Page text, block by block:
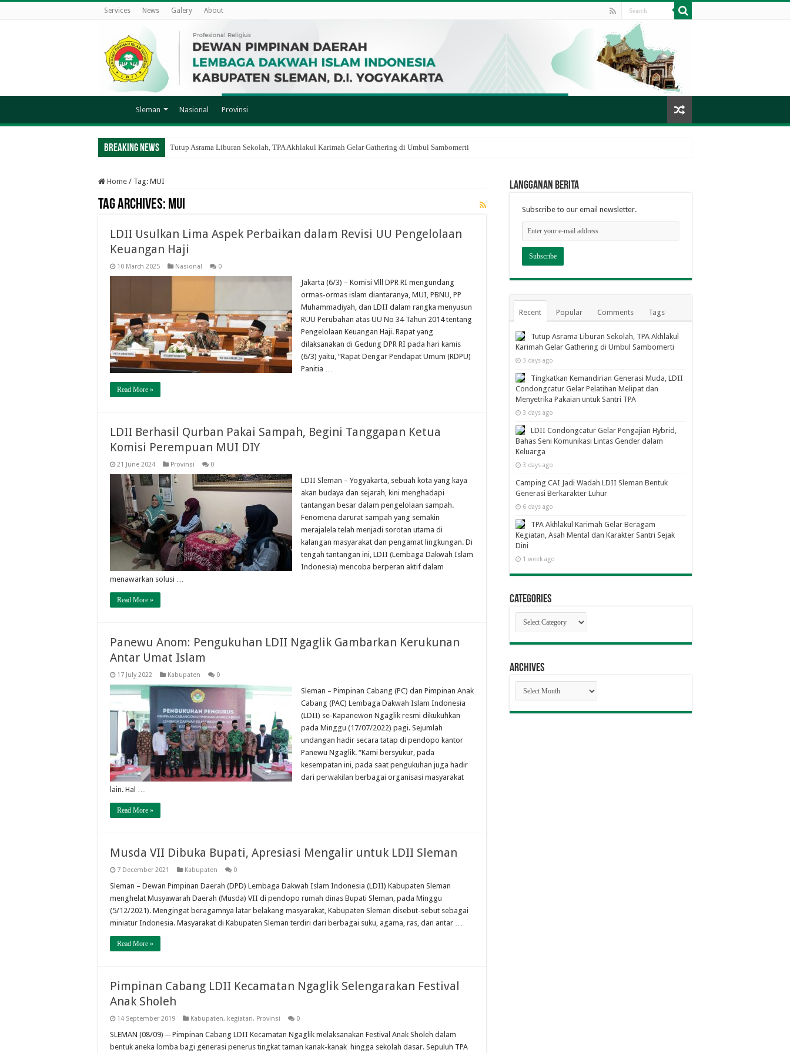
Services News Galery About
Sleman Nasional Provinsi
Breaking News Tutup Asrama Liburan Sekolah, TPA Akhlakul Karimah Gelar Gathering di Umbul Sambomerti
Home / Tag: MUI
Tag Archives: MUI
LDII Usulkan Lima Aspek Perbaikan dalam Revisi UU Pengelolaan
Keuangan Haji
10 March 2025 Nasional 0
Jakarta (6/3) – Komisi Vlll DPR RI mengundang
ormas-ormas islam diantaranya, MUI, PBNU, PP
Muhammadiyah, dan LDII dalam rangka menyusun
RUU Perubahan atas UU No 34 Tahun 2014 tentang
Pengelolaan Keuangan Haji. Rapat yang
dilaksanakan di Gedung DPR RI pada hari kamis
(6/3) yaitu, “Rapat Dengar Pendapat Umum (RDPU)
Panitia …
Read More »
LDII Berhasil Qurban Pakai Sampah, Begini Tanggapan Ketua
Komisi Perempuan MUI DIY
21 June 2024 Provinsi 0
LDII Sleman – Yogyakarta, sebuah kota yang kaya
akan budaya dan sejarah, kini menghadapi
tantangan besar dalam pengelolaan sampah.
Fenomena darurat sampah yang semakin
merajalela telah menjadi sorotan utama di
kalangan masyarakat dan pengamat lingkungan. Di
tengah tantangan ini, LDII (Lembaga Dakwah Islam
Indonesia) mencoba berperan aktif dalam
menawarkan solusi …
Read More »
Panewu Anom: Pengukuhan LDII Ngaglik Gambarkan Kerukunan
Antar Umat Islam
17 July 2022 Kabupaten 0
Sleman – Pimpinan Cabang (PC) dan Pimpinan Anak
Cabang (PAC) Lembaga Dakwah Islam Indonesia
(LDII) se-Kapanewon Ngaglik resmi dikukuhkan
pada Minggu (17/07/2022) pagi. Sejumlah
undangan hadir secara tatap di pendopo kantor
Panewu Ngaglik. “Kami bersyukur, pada
kesempatan ini, pada saat pengukuhan juga hadir
dari perwakilan berbagai organisasi masyarakat
lain. Hal …
Read More »
Musda VII Dibuka Bupati, Apresiasi Mengalir untuk LDII Sleman
7 December 2021 Kabupaten 0
Sleman – Dewan Pimpinan Daerah (DPD) Lembaga Dakwah Islam Indonesia (LDII) Kabupaten Sleman
menghelat Musyawarah Daerah (Musda) VII di pendopo rumah dinas Bupati Sleman, pada Minggu
(5/12/2021). Mengingat beragamnya latar belakang masyarakat, Kabupaten Sleman disebut-sebut sebagai
miniatur Indonesia. Masyarakat di Kabupaten Sleman terdiri dari berbagai suku, agama, ras, dan antar …
Read More »
Pimpinan Cabang LDII Kecamatan Ngaglik Selengarakan Festival
Anak Sholeh
14 September 2019 Kabupaten, kegiatan, Provinsi 0
SLEMAN (08/09) ─ Pimpinan Cabang LDII Kecamatan Ngaglik melaksanakan Festival Anak Sholeh dalam
bentuk aneka lomba bagi generasi penerus tingkat taman kanak-kanak hingga sekolah dasar. Sepuluh TPA
Langganan berita
Subscribe to our email newsletter.
Recent Popular Comments Tags
Tutup Asrama Liburan Sekolah, TPA Akhlakul
Karimah Gelar Gathering di Umbul Sambomerti
3 days ago
Tingkatkan Kemandirian Generasi Muda, LDII
Condongcatur Gelar Pelatihan Melipat dan
Menyetrika Pakaian untuk Santri TPA
3 days ago
LDII Condongcatur Gelar Pengajian Hybrid,
Bahas Seni Komunikasi Lintas Gender dalam
Keluarga
3 days ago
Camping CAI Jadi Wadah LDII Sleman Bentuk
Generasi Berkarakter Luhur
6 days ago
TPA Akhlakul Karimah Gelar Beragam
Kegiatan, Asah Mental dan Karakter Santri Sejak
Dini
1 week ago
Categories
Categories
Archives
Archives